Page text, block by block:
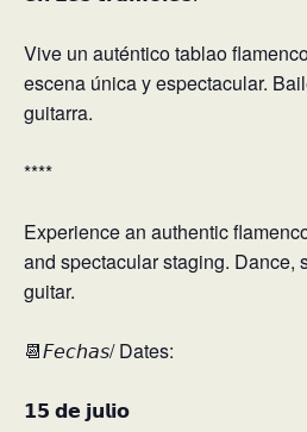
Vive un auténtico tablao
escena única y espectacular.
guitarra.⁣
****⁣
Experience an authentic
and spectacular staging. Dance,
guitar.⁣
📆𝘍𝘦𝘤𝘩𝘢𝘴/ Dates:⁣
𝟭𝟱 𝗱𝗲 𝗷𝘂𝗹𝗶𝗼⁣